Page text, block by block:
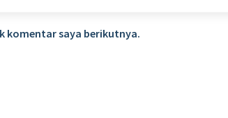
komentar saya berikutnya.